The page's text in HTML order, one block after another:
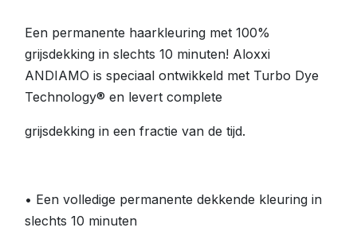
Een permanente haarkleuring met 100%
grijsdekking in slechts 10 minuten! Aloxxi
ANDIAMO is speciaal ontwikkeld met Turbo Dye
Technology® en levert complete
grijsdekking in een fractie van de tijd.
• Een volledige permanente dekkende kleuring in
slechts 10 minuten